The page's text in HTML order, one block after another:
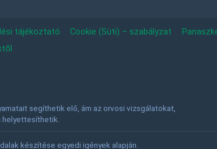
tájékoztató Cookie (Süti) – szabályzat
segíthetik elő, ám az orvosi vizsgálatokat,
készítése egyedi igények alapján.